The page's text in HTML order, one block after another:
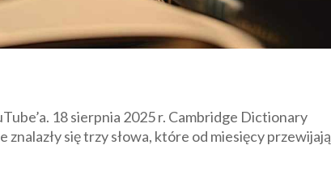
18 sierpnia 2025 r. Cambridge Dictionary
znalazły się trzy słowa, które od miesięcy przewijają